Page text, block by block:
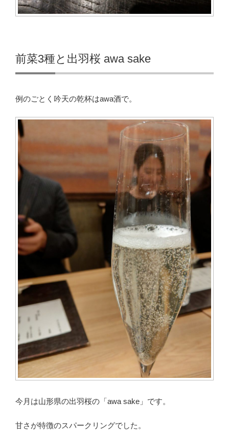
前菜3種と出羽桜 awa sake
例のごとく吟天の乾杯はawa酒で。
今月は山形県の出羽桜の「awa sake」です。
甘さが特徴のスパークリングでした。